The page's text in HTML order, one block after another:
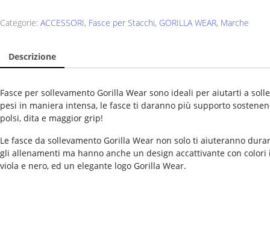
Categorie: ACCESSORI, Fasce per Stacchi, GORILLA WEAR, Marche
Descrizione
Fasce per sollevamento Gorilla Wear sono ideali per aiutarti a
pesi in maniera intensa, le fasce ti daranno più supporto
polsi, dita e maggior grip!
Le fasce da sollevamento Gorilla Wear non solo ti aiuteranno
gli allenamenti ma hanno anche un design accattivante con colori
viola e nero, ed un elegante logo Gorilla Wear.